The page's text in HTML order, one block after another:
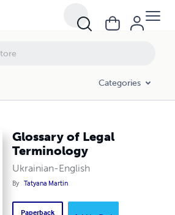
Categories
Glossary of Legal
Terminology
Ukrainian-English
By Tatyana Martin
Paperback